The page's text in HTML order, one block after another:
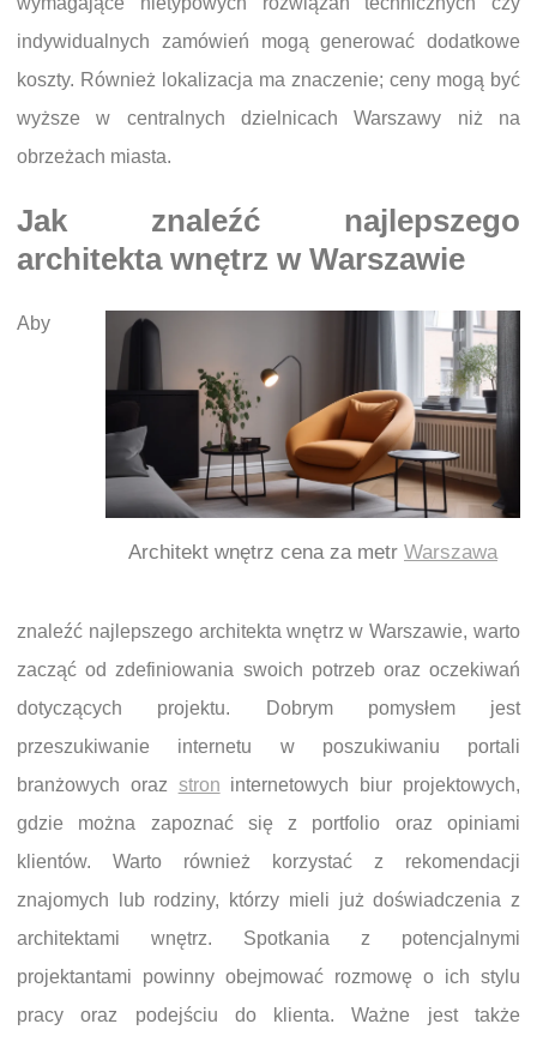
indywidualnych zamówień mogą generować dodatkowe
koszty. Również lokalizacja ma znaczenie; ceny mogą być
wyższe w centralnych dzielnicach Warszawy niż na
obrzeżach miasta.
Jak znaleźć najlepszego
architekta wnętrz w Warszawie
Architekt wnętrz cena za metr Warszawa
Aby
znaleźć najlepszego architekta wnętrz w Warszawie, warto
zacząć od zdefiniowania swoich potrzeb oraz oczekiwań
dotyczących projektu. Dobrym pomysłem jest
przeszukiwanie internetu w poszukiwaniu portali
branżowych oraz stron internetowych biur projektowych,
gdzie można zapoznać się z portfolio oraz opiniami
klientów. Warto również korzystać z rekomendacji
znajomych lub rodziny, którzy mieli już doświadczenia z
architektami wnętrz. Spotkania z potencjalnymi
projektantami powinny obejmować rozmowę o ich stylu
pracy oraz podejściu do klienta. Ważne jest także